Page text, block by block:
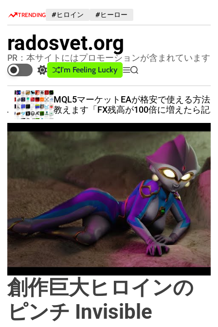
TRENDING #ヒロイン #ヒーロー
radosvet.org
PR：本サイトにはプロモーションが含まれています
S
w
i
t
c
h
c
o
m
d
e
I'm Feeling Lucky
M
e
u
S
e
r
c
h
MQL5マーケットEAが格安で使える方法
教えます「FX残高が100倍に増えたら記
事削除」
創作巨大ヒロインの
ピンチ Invisible